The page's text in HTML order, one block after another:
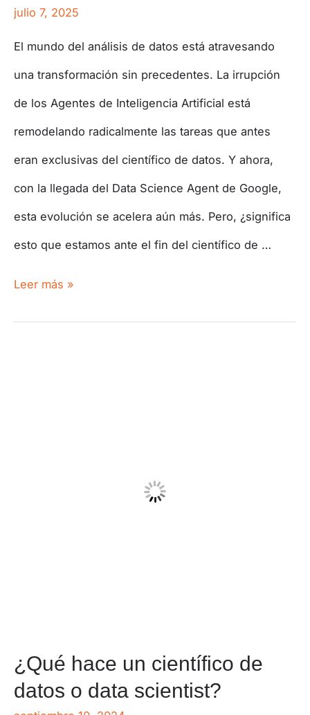
julio 7, 2025
El mundo del análisis de datos está atravesando
una transformación sin precedentes. La irrupción
de los Agentes de Inteligencia Artificial está
remodelando radicalmente las tareas que antes
eran exclusivas del científico de datos. Y ahora,
con la llegada del Data Science Agent de Google,
esta evolución se acelera aún más. Pero, ¿significa
esto que estamos ante el fin del científico de …
Leer más »
¿Qué hace un científico de
datos o data scientist?